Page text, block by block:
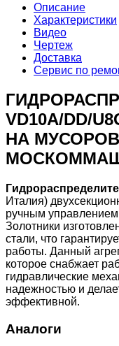
Описание
Характеристики
Видео
Чертеж
Доставка
Сервис по
VD10A/DD/
НА
Италия)
ручным
Золотники
стали, что
работы. Данный
которое снабжает
гидравлические
надежностью и
эффективной.
Аналоги